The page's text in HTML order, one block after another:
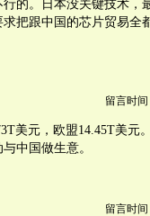
的。日本没关键技术，
把跟中国的芯片贸易全
留言时间
美元，欧盟14.45T美元
中国做生意。
留言时间